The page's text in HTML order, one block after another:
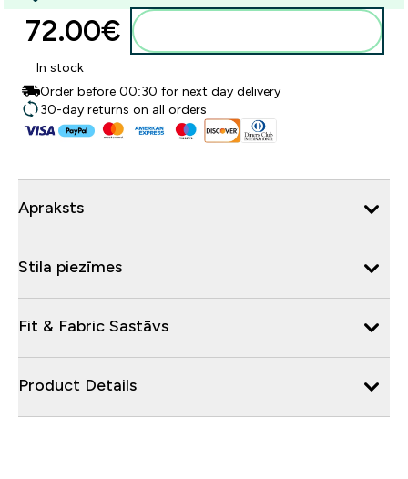
72.00€‎
In stock
Order before 00:30 for next day delivery
30-day returns on all orders
Apraksts
Stila piezīmes
Fit & Fabric Sastāvs
Product Details